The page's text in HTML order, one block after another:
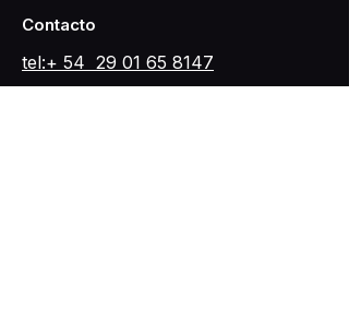
Contacto
tel:+ 54 29 01 65 8147